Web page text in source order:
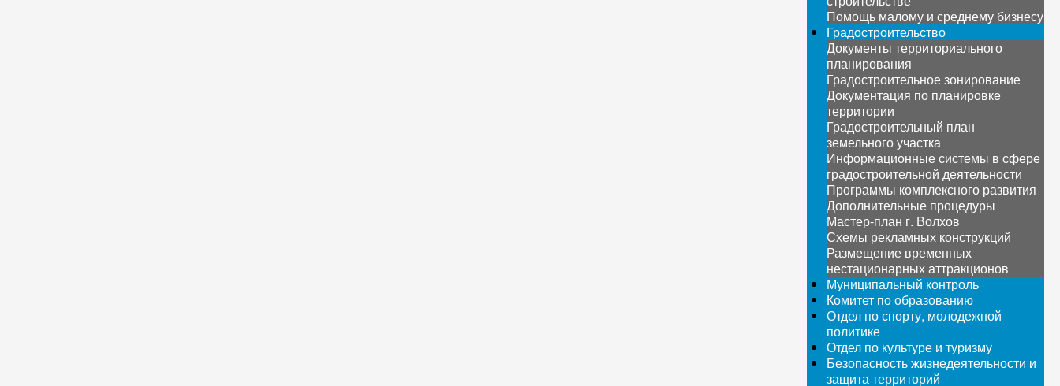
Помощь малому и среднему бизнесу
Градостроительство
Документы территориального
планирования
Градостроительное зонирование
Документация по планировке
территории
Градостроительный план
земельного участка
Информационные системы в сфере
градостроительной деятельности
Программы комплексного развития
Дополнительные процедуры
Мастер-план г. Волхов
Схемы рекламных конструкций
Размещение временных
нестационарных аттракционов
Муниципальный контроль
Комитет по образованию
Отдел по спорту, молодежной
политике
Отдел по культуре и туризму
Безопасность жизнедеятельности и
защита территорий